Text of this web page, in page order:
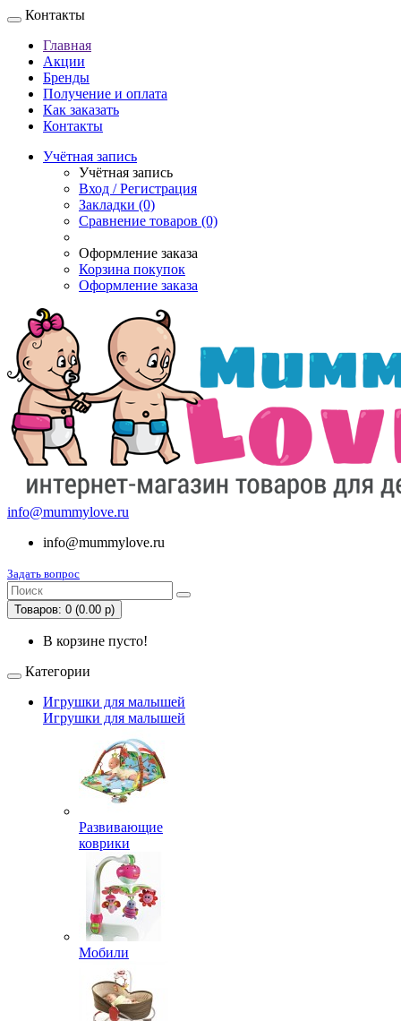
Контакты
Главная
Акции
Бренды
Получение и оплата
Как заказать
Контакты
Учётная запись
Учётная запись
Вход / Регистрация
Закладки (0)
Сравнение товаров (0)
Оформление заказа
Корзина покупок
Оформление заказа
info@mummylove.ru
info@mummylove.ru
Задать вопрос
Товаров: 0 (0.00 р)
В корзине пусто!
Категории
Игрушки для малышей
Игрушки для малышей
Развивающие
коврики
Мобили